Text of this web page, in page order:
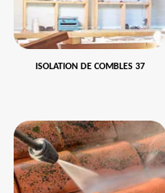
ISOLATION DE COMBLES 37